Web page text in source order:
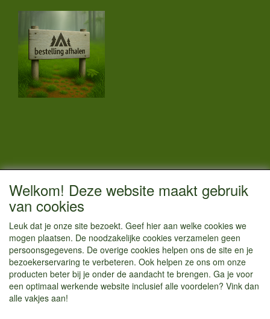
CONTACTGEGEVENS
Vestigingsadres:
Hoofdweg 36
1433 JW Kudelstaart
info@kamperenenzo.nl
Tel : 06 125 82 112
Handelend onder
Welkom! Deze website maakt gebruik
van cookies
Leuk dat je onze site bezoekt. Geef hier aan welke cookies we
mogen plaatsen. De noodzakelijke cookies verzamelen geen
persoonsgegevens. De overige cookies helpen ons de site en je
bezoekerservaring te verbeteren. Ook helpen ze ons om onze
producten beter bij je onder de aandacht te brengen. Ga je voor
een optimaal werkende website inclusief alle voordelen? Vink dan
alle vakjes aan!